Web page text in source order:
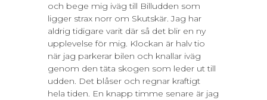
och bege mig iväg till Billudden som
ligger strax norr om Skutskär. Jag har
aldrig tidigare varit där så det blir en ny
upplevelse för mig. Klockan är halv tio
när jag parkerar bilen och knallar iväg
genom den täta skogen som leder ut till
udden. Det blåser och regnar kraftigt
hela tiden. En knapp timme senare är jag